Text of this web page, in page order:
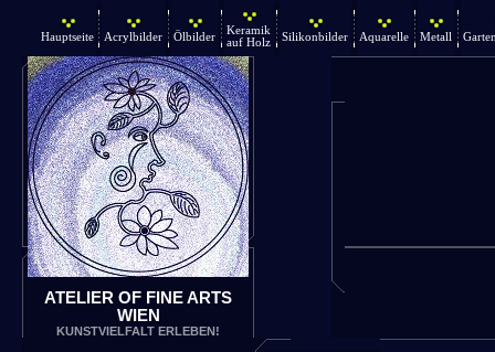
Hauptseite Acrylbilder Ölbilder
Keramik
auf Holz
Silikonbilder Aquarelle Metall
ATELIER OF FINE ARTS
WIEN
KUNSTVIELFALT ERLEBEN!